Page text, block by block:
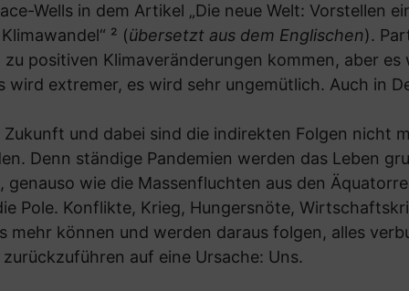
Wells in dem Artikel „Die neue Welt: Vorstellen
² (übersetzt aus dem Englischen).
positiven Klimaveränderungen kommen, aber es
wird extremer, es wird sehr ungemütlich. Auch in
Zukunft und dabei sind die indirekten Folgen nicht
Denn ständige Pandemien werden das Leben
genauso wie die Massenfluchten aus den
Pole. Konflikte, Krieg, Hungersnöte,
mehr können und werden daraus folgen, alles
auf eine Ursache: Uns.